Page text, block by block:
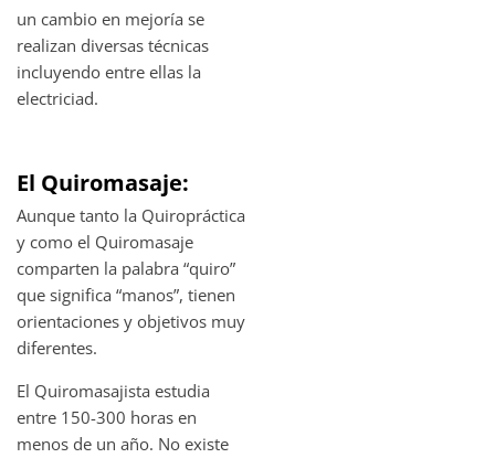
un cambio en mejoría se
realizan diversas técnicas
incluyendo entre ellas la
electriciad.
El Quiromasaje:
Aunque tanto la Quiropráctica
y como el Quiromasaje
comparten la palabra “quiro”
que significa “manos”, tienen
orientaciones y objetivos muy
diferentes.
El Quiromasajista estudia
entre 150-300 horas en
menos de un año. No existe